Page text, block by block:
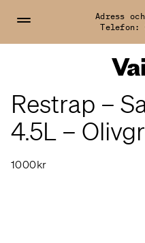
Adress
Telefon:
Restrap –
4.5L –
1000kr